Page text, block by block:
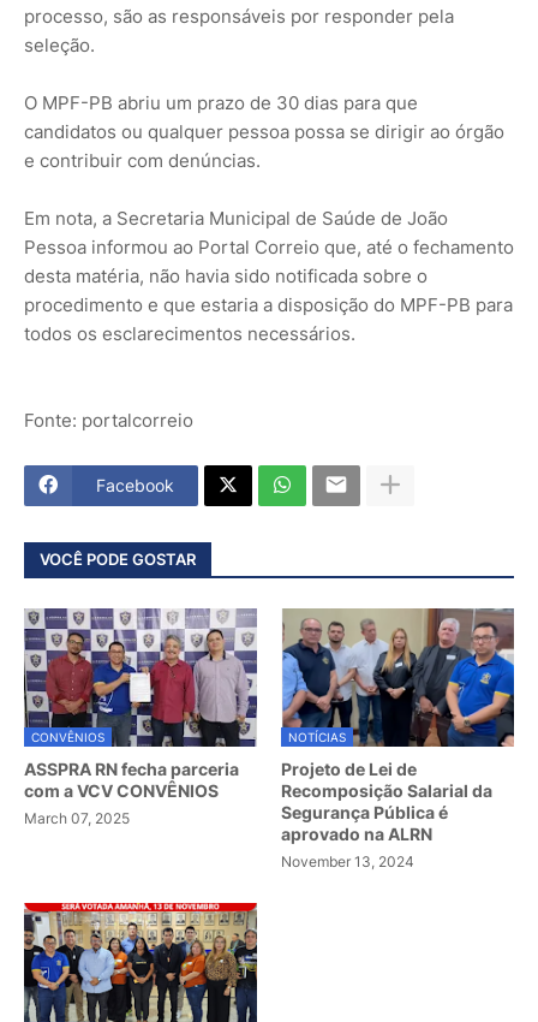
processo, são as responsáveis por responder pela
seleção.
O MPF-PB abriu um prazo de 30 dias para que
candidatos ou qualquer pessoa possa se dirigir ao órgão
e contribuir com denúncias.
Em nota, a Secretaria Municipal de Saúde de João
Pessoa informou ao Portal Correio que, até o fechamento
desta matéria, não havia sido notificada sobre o
procedimento e que estaria a disposição do MPF-PB para
todos os esclarecimentos necessários.
Fonte: portalcorreio
Facebook
VOCÊ PODE GOSTAR
CONVÊNIOS
ASSPRA RN fecha parceria
com a VCV CONVÊNIOS
March 07, 2025
NOTÍCIAS
Projeto de Lei de
Recomposição Salarial da
Segurança Pública é
aprovado na ALRN
November 13, 2024